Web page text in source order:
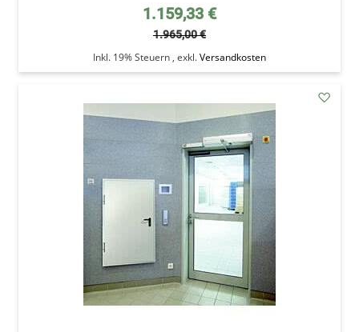
Sonderpreis
1.159,33 €
1.965,00 €
Inkl. 19% Steuern , exkl.Versandkosten